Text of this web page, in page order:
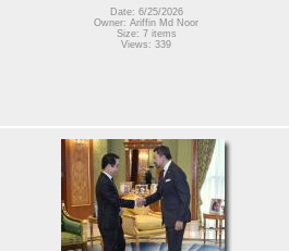
Date: 6/25/2026
Owner: Ariffin Md Noor
Size: 7 items
Views: 339